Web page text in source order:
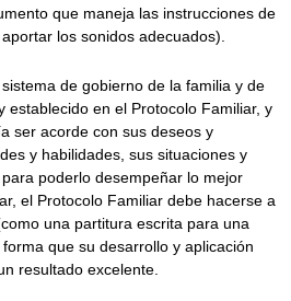
que maneja las instrucciones de
los sonidos adecuados).
de gobierno de la familia y de
establecido en el Protocolo Familiar, y
ser acorde con sus deseos y
y habilidades, sus situaciones y
poderlo desempeñar lo mejor
el Protocolo Familiar debe hacerse a
una partitura escrita para una
que su desarrollo y aplicación
resultado excelente.